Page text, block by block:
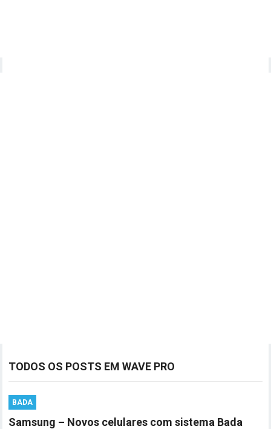
TODOS OS POSTS EM WAVE PRO
BADA
Samsung – Novos celulares com sistema Bada